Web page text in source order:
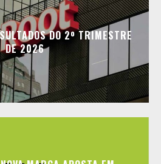
DO 2º TRIMESTRE
DE 2026